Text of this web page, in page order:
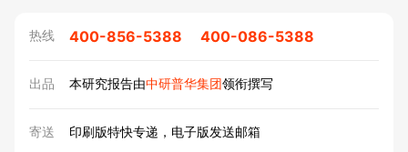
热线 400-856-5388 400-086-5388
出品 本研究报告由中研普华集团领衔撰写
寄送 印刷版特快专递，电子版发送邮箱